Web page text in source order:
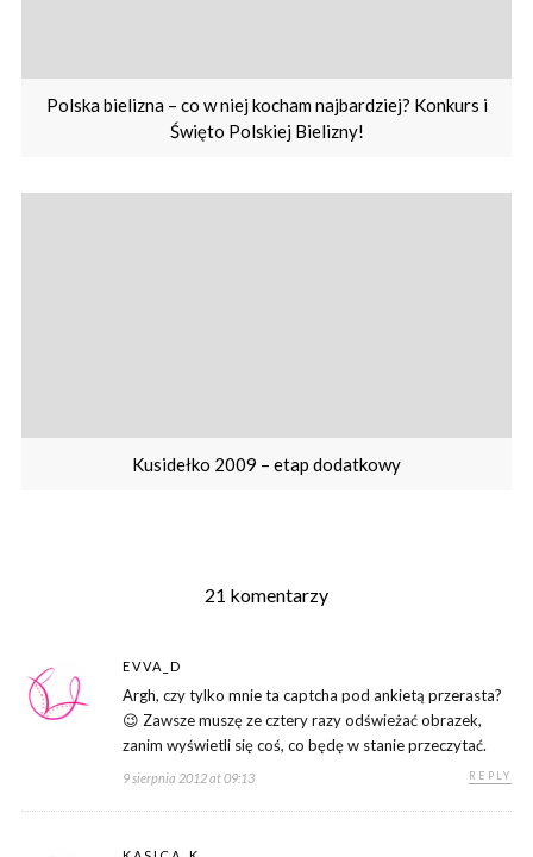
Polska bielizna – co w niej kocham najbardziej? Konkurs i
Święto Polskiej Bielizny!
Kusidełko 2009 – etap dodatkowy
21 komentarzy
EVVA_D
Argh, czy tylko mnie ta captcha pod ankietą przerasta?
😉 Zawsze muszę ze cztery razy odświeżać obrazek,
zanim wyświetli się coś, co będę w stanie przeczytać.
9 sierpnia 2012 at 09:13 REPLY